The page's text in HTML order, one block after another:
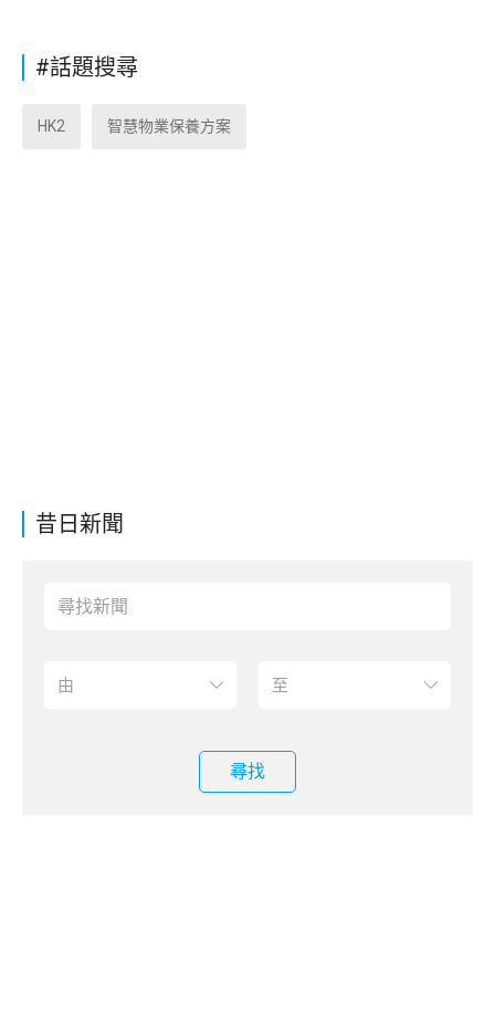
昔日新聞
尋找
#話題搜尋
HK2 智慧物業保養方案